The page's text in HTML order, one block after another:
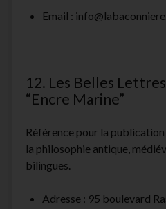
Email :
12. Les Belles
“Encre Marine”
Référence pour la
la philosophie antique,
bilingues.
Adresse : 95 boulevard